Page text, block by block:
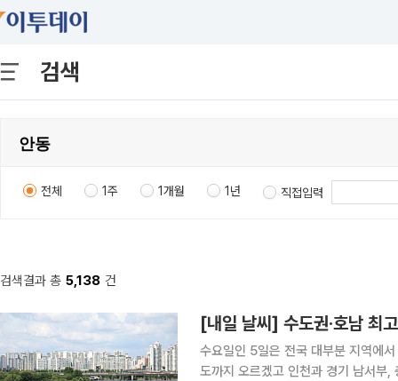
검색
전체 1주 1개월 1년 직접입력
검색결과 총 5,138 건
[내일 날씨] 수도권·호남 최
수요일인 5일은 전국 대부분 지역에
도까지 오르겠고 인천과 경기 남서부, 충남